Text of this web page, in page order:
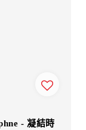
- 凝結時